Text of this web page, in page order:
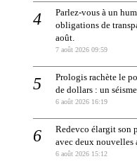
Parlez-vous à un
obligations de
août.
7 août 2026 09:59
Prologis rachète le
de dollars : un
6 août 2026 16:19
Redevco élargit son
avec deux nouvelles
6 août 2026 15:12